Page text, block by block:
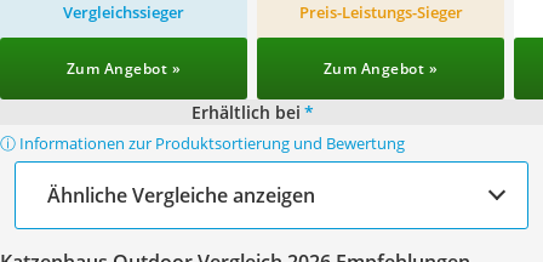
Vergleichssieger
Zum Angebot »
Preis-Leistungs-Sieger
Zum Angebot »
Erhältlich bei *
ⓘ Informationen zur Produktsortierung und Bewertung
Ähnliche Vergleiche anzeigen